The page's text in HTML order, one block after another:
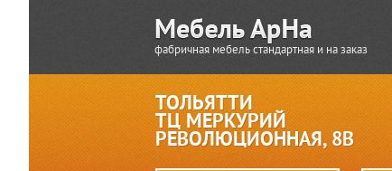
фабричная мебель стандартная и на заказ
ТОЛЬЯТТИ
ТЦ МЕРКУРИЙ
РЕВОЛЮЦИОННАЯ, 8В